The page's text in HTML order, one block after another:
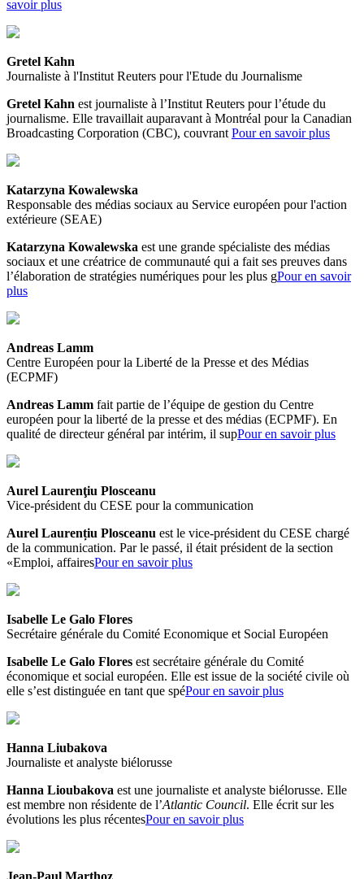
savoir plus
Gretel Kahn
Journaliste à l'Institut Reuters pour l'Etude du Journalisme
Gretel Kahn est journaliste à l’Institut Reuters pour l’étude du
journalisme. Elle travaillait auparavant à Montréal pour la Canadian
Broadcasting Corporation (CBC), couvrant Pour en savoir plus
Katarzyna Kowalewska
Responsable des médias sociaux au Service européen pour l'action
extérieure (SEAE)
Katarzyna Kowalewska est une grande spécialiste des médias
sociaux et une créatrice de communauté qui a fait ses preuves dans
l’élaboration de stratégies numériques pour les plus gPour en savoir
plus
Andreas Lamm
Centre Européen pour la Liberté de la Presse et des Médias
(ECPMF)
Andreas Lamm fait partie de l’équipe de gestion du Centre
européen pour la liberté de la presse et des médias (ECPMF). En
qualité de directeur général par intérim, il supPour en savoir plus
Aurel Laurenţiu Plosceanu
Vice-président du CESE pour la communication
Aurel Laurențiu Plosceanu est le vice-président du CESE chargé
de la communication. Par le passé, il était président de la section
«Emploi, affairesPour en savoir plus
Isabelle Le Galo Flores
Secrétaire générale du Comité Economique et Social Européen
Isabelle Le Galo Flores est secrétaire générale du Comité
économique et social européen. Elle est issue de la société civile où
elle s’est distinguée en tant que spéPour en savoir plus
Hanna Liubakova
Journaliste et analyste biélorusse
Hanna Lioubakova est une journaliste et analyste biélorusse. Elle
est membre non résidente de l’Atlantic Council. Elle écrit sur les
évolutions les plus récentesPour en savoir plus